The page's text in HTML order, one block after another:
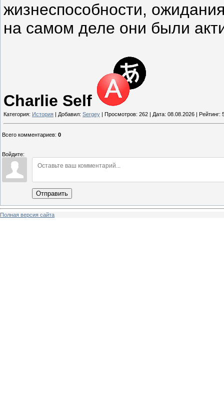
жизнеспособности,
на самом деле они были
Charlie Self
Категория: История | Добавил: Sergey | Просмотров: 262 | Дата: 08.08.2026 | Рейтинг:
Всего комментариев: 0
Войдите:
Отправить
Полная версия сайта